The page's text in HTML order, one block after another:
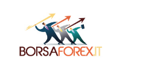
contenuto